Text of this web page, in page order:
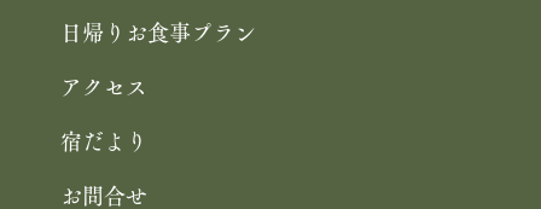
日帰りお食事プラン
アクセス
宿だより
お問合せ